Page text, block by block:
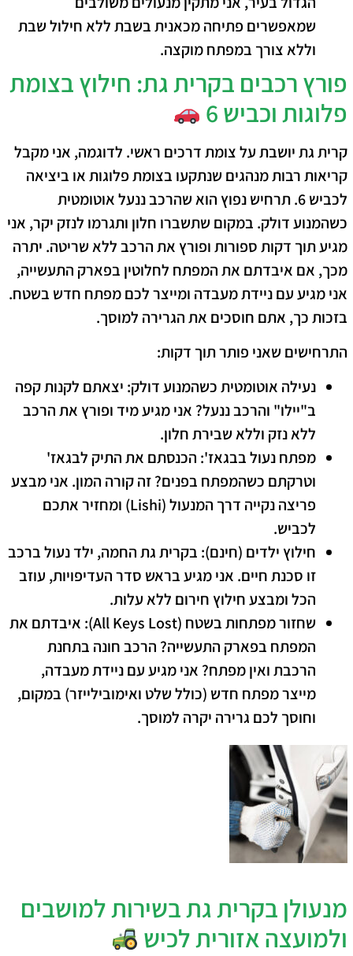
שמאפשרים פתיחה מכאנית בשבת ללא חילול שבת
וללא צורך במפתח מוקצה.
פורץ רכבים בקרית גת: חילוץ בצומת
פלוגות וכביש 6
קרית גת יושבת על צומת דרכים ראשי. לדוגמה, אני מקבל
קריאות רבות מנהגים שנתקעו בצומת פלוגות או ביציאה
לכביש 6. תרחיש נפוץ הוא שהרכב ננעל אוטומטית
כשהמנוע דולק. במקום שתשברו חלון ותגרמו לנזק יקר, אני
מגיע תוך דקות ספורות ופורץ את הרכב ללא שריטה. יתרה
מכך, אם איבדתם את המפתח לחלוטין בפארק התעשייה,
אני מגיע עם ניידת מעבדה ומייצר לכם מפתח חדש בשטח.
בזכות כך, אתם חוסכים את הגרירה למוסך.
התרחישים שאני פותר תוך דקות:
נעילה אוטומטית כשהמנוע דולק: יצאתם לקנות קפה
ב"יילו" והרכב ננעל? אני מגיע מיד ופורץ את הרכב
ללא נזק וללא שבירת חלון.
מפתח נעול בבגאז': הכנסתם את התיק לבגאז'
וטרקתם כשהמפתח בפנים? זה קורה המון. אני מבצע
פריצה נקייה דרך המנעול (Lishi) ומחזיר אתכם
לכביש.
חילוץ ילדים (חינם): בקרית גת החמה, ילד נעול ברכב
זו סכנת חיים. אני מגיע בראש סדר העדיפויות, עוזב
הכל ומבצע חילוץ חירום ללא עלות.
שחזור מפתחות בשטח (All Keys Lost):
איבדתם את
המפתח בפארק התעשייה? הרכב חונה בתחנת
הרכבת ואין מפתח? אני מגיע עם ניידת מעבדה,
מייצר מפתח חדש (כולל שלט ואימובילייזר) במקום,
וחוסך לכם גרירה יקרה למוסך.
מנעולן בקרית גת בשירות למושבים
ולמועצה אזורית לכיש